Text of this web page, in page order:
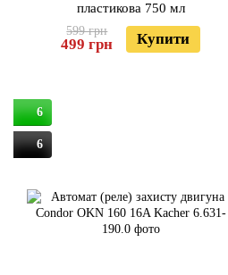
пластикова 750 мл
599 грн
499 грн Купити
6
6